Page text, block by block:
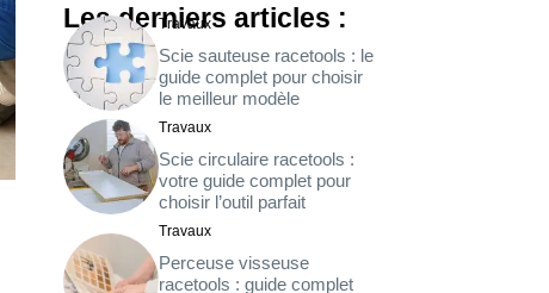
Les derniers articles :
Travaux
Scie sauteuse racetools : le
guide complet pour choisir
le meilleur modèle
Travaux
Scie circulaire racetools :
votre guide complet pour
choisir l’outil parfait
Travaux
Perceuse visseuse
racetools : guide complet